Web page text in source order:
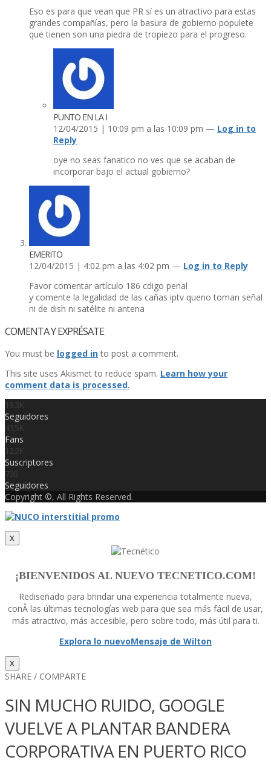
Eso es para que vean que PR sí­ es un atractivo para estas
grandes compañí­as, pero la basura de gobierno populete
que tienen son una piedra de tropiezo para el progreso.
PUNTO EN LA I
12/04/2015 | 10:09 pm a las 10:09 pm — Log in to
Reply
oye no seas fanatico no ves que se acaban de
incorporar bajo el actual gobierno?
EMERITO
12/04/2015 | 4:02 pm a las 4:02 pm — Log in to Reply
Favor comentar artí­culo 186 cdigo penal
y comente la legalidad de las cañas iptv queno toman señal
ni de dish ni satélite ni antena
COMENTA Y EXPRÉSATE
You must be logged into post a comment.
This site uses Akismet to reduce spam. Learn how your
comment data is processed.
19.3K
Seguidores
43.5K
Fans
12.2K
Suscriptores
730
Seguidores
Copyright ©, All Rights Reserved.
X
¡BIENVENIDOS AL NUEVO TECNETICO.COM!
Rediseñado para brindar una experiencia totalmente nueva,
conÂ las últimas tecnologí­as web para que sea más fácil de usar,
más atractivo, más accesible, pero sobre todo, más útil para ti.
Explora lo nuevoMensaje de Wilton
X
SHARE / COMPARTE
SIN MUCHO RUIDO, GOOGLE
VUELVE A PLANTAR BANDERA
CORPORATIVA EN PUERTO RICO